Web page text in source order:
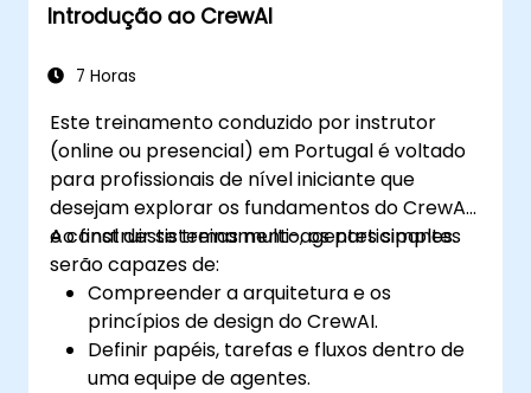
Introdução ao CrewAI
7 Horas
Este treinamento conduzido por instrutor
(online ou presencial) em Portugal é voltado
para profissionais de nível iniciante que
desejam explorar os fundamentos do CrewAI
e construir sistemas multi-agentes simples.
Ao final deste treinamento, os participantes
serão capazes de:
Compreender a arquitetura e os
princípios de design do CrewAI.
Definir papéis, tarefas e fluxos dentro de
uma equipe de agentes.